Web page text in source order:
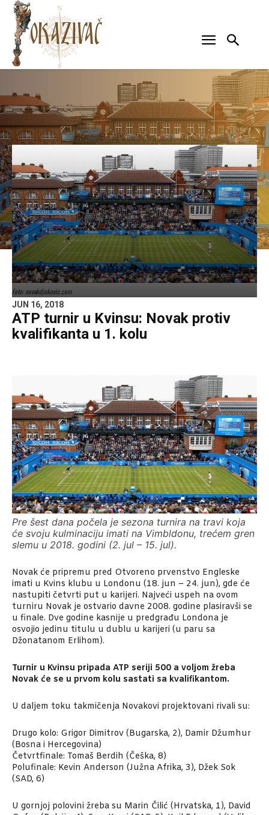
Foto: novakdjokovic.com
JUN 16, 2018
ATP turnir u Kvinsu: Novak protiv
kvalifikanta u 1. kolu
Pre šest dana počela je sezona turnira na travi koja
će svoju kulminaciju imati na Vimbldonu, trećem gren
slemu u 2018. godini (2. jul – 15. jul).
Novak će pripremu pred Otvoreno prvenstvo Engleske
imati u Kvins klubu u Londonu (18. jun – 24. jun), gde će
nastupiti četvrti put u karijeri. Najveći uspeh na ovom
turniru Novak je ostvario davne 2008. godine plasiravši se
u finale. Dve godine kasnije u predgrađu Londona je
osvojio jedinu titulu u dublu u karijeri (u paru sa
Džonatanom Erlihom).
Turnir u Kvinsu pripada ATP seriji 500 a voljom žreba
Novak će se u prvom kolu sastati sa kvalifikantom.
U daljem toku takmičenja Novakovi projektovani rivali su:
Drugo kolo: Grigor Dimitrov (Bugarska, 2), Damir Džumhur
(Bosna i Hercegovina)
Četvrtfinale: Tomaš Berdih (Češka, 8)
Polufinale: Kevin Anderson (Južna Afrika, 3), Džek Sok
(SAD, 6)
U gornjoj polovini žreba su Marin Čilić (Hrvatska, 1), David